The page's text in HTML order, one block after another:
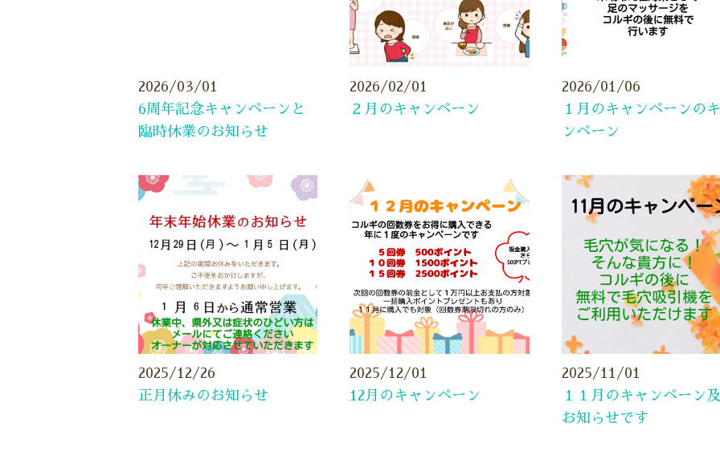
2026/03/01
6周年記念キャンペーンと
臨時休業のお知らせ
2026/02/01
２月のキャンペーン
2026/01/06
１月のキャンペーンの
ンペーン
2025/12/26
正月休みのお知らせ
2025/12/01
12月のキャンペーン
2025/11/01
１１月のキャンペーン
お知らせです